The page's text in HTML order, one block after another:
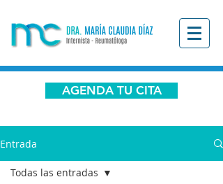
AGENDA TU CITA
Entrada
Todas las entradas